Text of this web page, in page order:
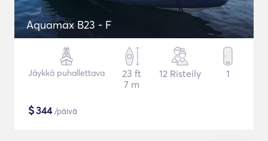
Aquamax B23 - F
Jäykkä puhallettava
23 ft
7 m
12 Risteily 1
$344/päivä